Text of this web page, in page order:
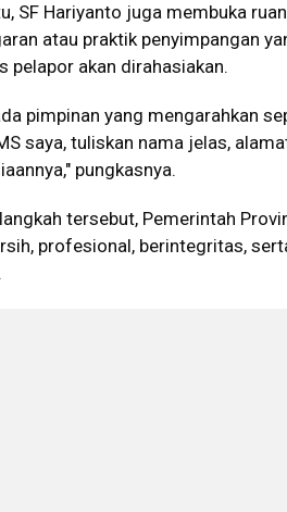
SF Hariyanto juga membuka
atau praktik penyimpangan
pelapor akan dirahasiakan.
pimpinan yang mengarahkan
saya, tuliskan nama jelas,
pungkasnya.
tersebut, Pemerintah
profesional, berintegritas,